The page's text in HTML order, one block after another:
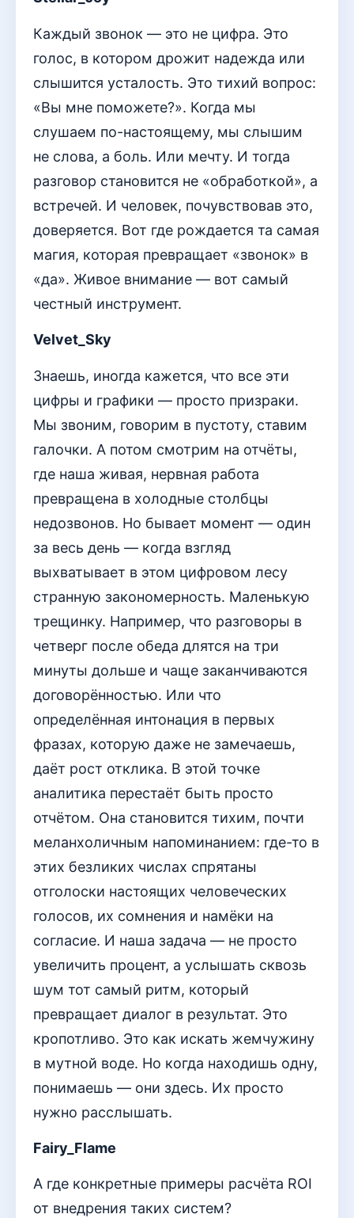
Каждый звонок — это не цифра. Это
голос, в котором дрожит надежда или
слышится усталость. Это тихий вопрос:
«Вы мне поможете?». Когда мы
слушаем по-настоящему, мы слышим
не слова, а боль. Или мечту. И тогда
разговор становится не «обработкой», а
встречей. И человек, почувствовав это,
доверяется. Вот где рождается та самая
магия, которая превращает «звонок» в
«да». Живое внимание — вот самый
честный инструмент.
Velvet_Sky
Знаешь, иногда кажется, что все эти
цифры и графики — просто призраки.
Мы звоним, говорим в пустоту, ставим
галочки. А потом смотрим на отчёты,
где наша живая, нервная работа
превращена в холодные столбцы
недозвонов. Но бывает момент — один
за весь день — когда взгляд
выхватывает в этом цифровом лесу
странную закономерность. Маленькую
трещинку. Например, что разговоры в
четверг после обеда длятся на три
минуты дольше и чаще заканчиваются
договорённостью. Или что
определённая интонация в первых
фразах, которую даже не замечаешь,
даёт рост отклика. В этой точке
аналитика перестаёт быть просто
отчётом. Она становится тихим, почти
меланхоличным напоминанием: где-то в
этих безликих числах спрятаны
отголоски настоящих человеческих
голосов, их сомнения и намёки на
согласие. И наша задача — не просто
увеличить процент, а услышать сквозь
шум тот самый ритм, который
превращает диалог в результат. Это
кропотливо. Это как искать жемчужину
в мутной воде. Но когда находишь одну,
понимаешь — они здесь. Их просто
нужно расслышать.
Fairy_Flame
А где конкретные примеры расчёта ROI
от внедрения таких систем?